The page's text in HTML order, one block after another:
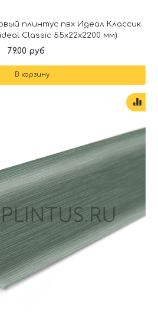
плинтус пвх Идеал Классик
Classic 55х22х2200 мм)
79.00 руб
В корзину